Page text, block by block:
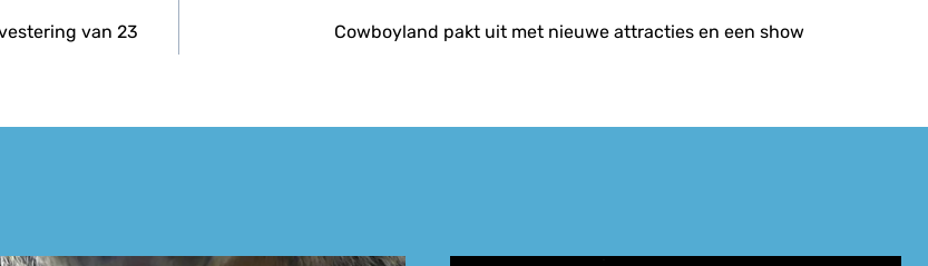
van 23
Cowboyland pakt uit met nieuwe attracties en een show